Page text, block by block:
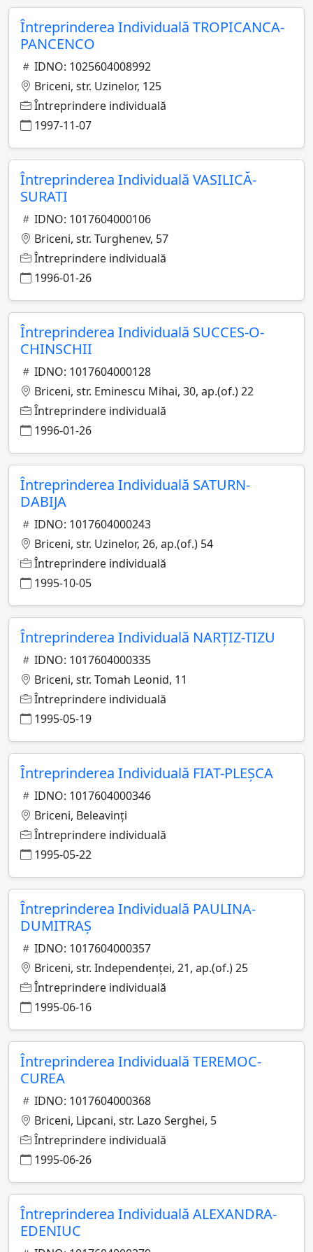
Întreprinderea Individuală TROPICANCA-
PANCENCO
IDNO: 1025604008992
Briceni, str. Uzinelor, 125
Întreprindere individuală
1997-11-07
Întreprinderea Individuală VASILICĂ-
SURATI
IDNO: 1017604000106
Briceni, str. Turghenev, 57
Întreprindere individuală
1996-01-26
Întreprinderea Individuală SUCCES-O-
CHINSCHII
IDNO: 1017604000128
Briceni, str. Eminescu Mihai, 30, ap.(of.) 22
Întreprindere individuală
1996-01-26
Întreprinderea Individuală SATURN-
DABIJA
IDNO: 1017604000243
Briceni, str. Uzinelor, 26, ap.(of.) 54
Întreprindere individuală
1995-10-05
Întreprinderea Individuală NARŢIZ-TIZU
IDNO: 1017604000335
Briceni, str. Tomah Leonid, 11
Întreprindere individuală
1995-05-19
Întreprinderea Individuală FIAT-PLEŞCA
IDNO: 1017604000346
Briceni, Beleavinţi
Întreprindere individuală
1995-05-22
Întreprinderea Individuală PAULINA-
DUMITRAŞ
IDNO: 1017604000357
Briceni, str. Independenţei, 21, ap.(of.) 25
Întreprindere individuală
1995-06-16
Întreprinderea Individuală TEREMOC-
CUREA
IDNO: 1017604000368
Briceni, Lipcani, str. Lazo Serghei, 5
Întreprindere individuală
1995-06-26
Întreprinderea Individuală ALEXANDRA-
EDENIUC